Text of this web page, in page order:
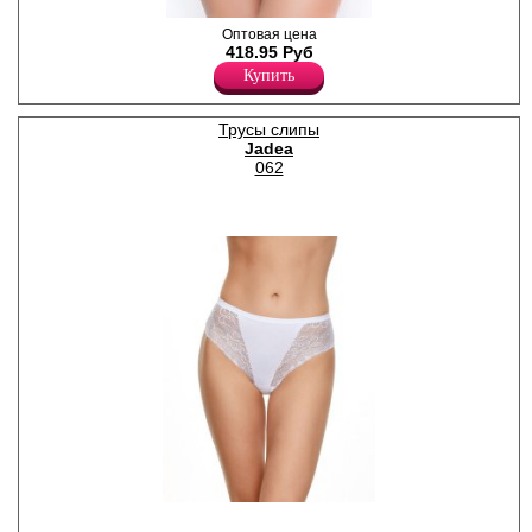
Трусы слипы женские из
микроволокна с
добавлением эластана,
средняя линия талии.
Кружевные вставки по бокам,
х/б ластовица. Трусики –
важная часть гардероба
женщины в любом возрасте.
Удобное качественное белье
собственной
привлекательности. Кто-то
тщательно подходит к их
выбору, а кто-то считает это
не очень важным. Однако
качественное и красивое
нижнее бельё делает любую
женщину увереннее в себе и
обеспечивает комфорт на
целый день.
Полиамид 92%
Эластан 8%
Оптовая цена
418.95 Руб
Купить
Трусы слипы
Jadea
062